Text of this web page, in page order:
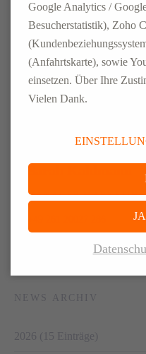
Seite 1 von 4
2 3 4 Vorwärts
Sarah Kahlmann
MANAGER
sarah.kahlmann@elsen-
NEWS ARCHIV
2026 (15 Einträge)
Google Analytics /
Besucherstatistik), Zoho
(Anfahrtskarte), sowie
einsetzen. Über Ihre
Vielen Dank.